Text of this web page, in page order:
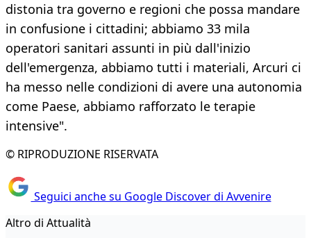
distonia tra governo e regioni che possa mandare
in confusione i cittadini; abbiamo 33 mila
operatori sanitari assunti in più dall'inizio
dell'emergenza, abbiamo tutti i materiali, Arcuri ci
ha messo nelle condizioni di avere una autonomia
come Paese, abbiamo rafforzato le terapie
intensive".
© RIPRODUZIONE RISERVATA
Seguici anche su Google Discover di Avvenire
Altro di Attualità